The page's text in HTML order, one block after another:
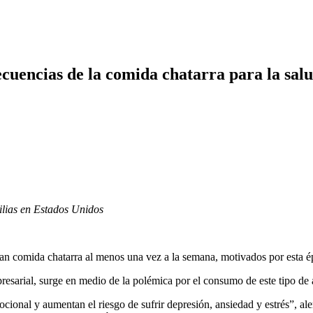
de la comida chatarra para la
en Estados Unidos
comida chatarra al menos una vez a la semana, motivados por
surge en medio de la polémica por el consumo de este tipo de
y aumentan el riesgo de sufrir depresión, ansiedad y estrés”,